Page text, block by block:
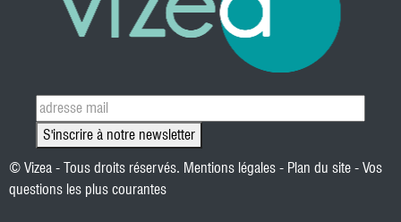
S'inscrire à notre newsletter
© Vizea - Tous droits réservés. Mentions légales - Plan du site - Vos
questions les plus courantes